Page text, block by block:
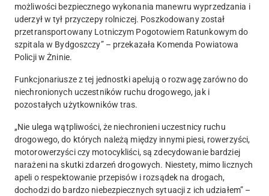
możliwości bezpiecznego wykonania manewru wyprzedzania i
uderzył w tył przyczepy rolniczej. Poszkodowany został
przetransportowany Lotniczym Pogotowiem Ratunkowym do
szpitala w Bydgoszczy” – przekazała Komenda Powiatowa
Policji w Żninie.
Funkcjonariusze z tej jednostki apelują o rozwagę zarówno do
niechronionych uczestników ruchu drogowego, jak i
pozostałych użytkowników tras.
„Nie ulega wątpliwości, że niechronieni uczestnicy ruchu
drogowego, do których należą między innymi piesi, rowerzyści,
motorowerzyści czy motocykliści, są zdecydowanie bardziej
narażeni na skutki zdarzeń drogowych. Niestety, mimo licznych
apeli o respektowanie przepisów i rozsądek na drogach,
dochodzi do bardzo niebezpiecznych sytuacji z ich udziałem” –